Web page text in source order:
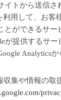
トから送信
用して、お客
ができるサ
提供するサ
Analytics
収集や情報の取